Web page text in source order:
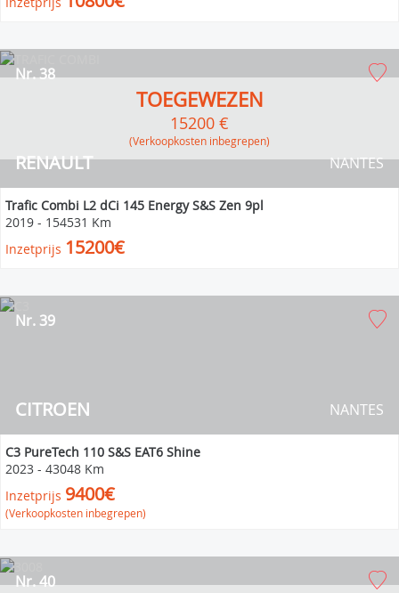
RENAULT
Nr. 38
NANTES
TOEGEWEZEN
15200 €
(verkoopkosten inbegrepen)
Trafic Combi L2 dCi 145 Energy S&S Zen 9pl
2019 - 154531 Km
Inzetprijs 15200€
CITROEN
Nr. 39
NANTES
C3 PureTech 110 S&S EAT6 Shine
2023 - 43048 Km
Inzetprijs 9400€
(Verkoopkosten inbegrepen)
Nr. 40